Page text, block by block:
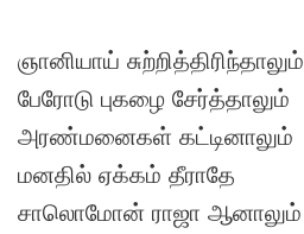
ஞானியாய் சுற்றித்திரிந்தாலும்
பேரோடு புகழை சேர்த்தாலும்
அரண்மனைகள் கட்டினாலும்
மனதில் ஏக்கம் தீராதே
சாலொமோன் ராஜா ஆனாலும்